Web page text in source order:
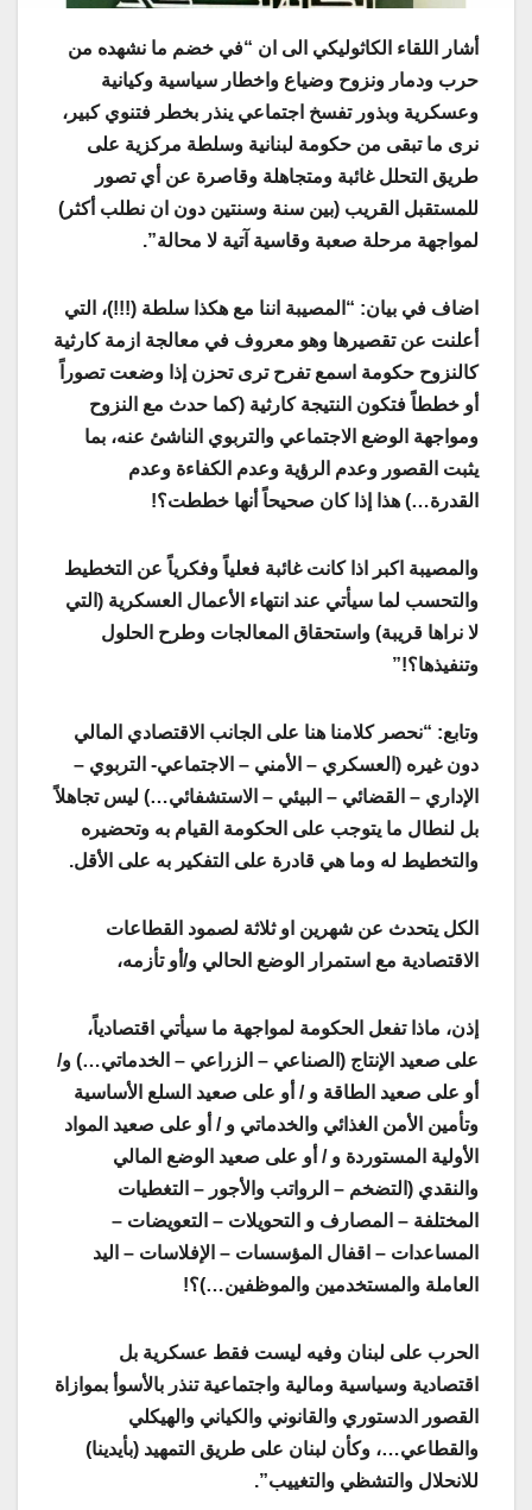
أشار اللقاء الكاثوليكي الى ان “في خضم ما نشهده من
حرب ودمار ونزوح وضياع واخطار سياسية وكيانية
وعسكرية وبذور تفسخ اجتماعي ينذر بخطر فتنوي كبير،
نرى ما تبقى من حكومة لبنانية وسلطة مركزية على
طريق التحلل غائبة ومتجاهلة وقاصرة عن أي تصور
للمستقبل القريب (بين سنة وسنتين دون ان نطلب أكثر)
لمواجهة مرحلة صعبة وقاسية آتية لا محالة”.
اضاف في بيان: “المصيبة اننا مع هكذا سلطة (!!!)، التي
أعلنت عن تقصيرها وهو معروف في معالجة ازمة كارثية
كالنزوح حكومة اسمع تفرح ترى تحزن إذا وضعت تصوراً
أو خططاً فتكون النتيجة كارثية (كما حدث مع النزوح
ومواجهة الوضع الاجتماعي والتربوي الناشئ عنه، بما
يثبت القصور وعدم الرؤية وعدم الكفاءة وعدم
القدرة…) هذا إذا كان صحيحاً أنها خططت؟!
والمصيبة اكبر اذا كانت غائبة فعلياً وفكرياً عن التخطيط
والتحسب لما سيأتي عند انتهاء الأعمال العسكرية (التي
لا نراها قريبة) واستحقاق المعالجات وطرح الحلول
وتنفيذها؟!”
وتابع: “نحصر كلامنا هنا على الجانب الاقتصادي المالي
دون غيره (العسكري – الأمني – الاجتماعي- التربوي –
الإداري – القضائي – البيئي – الاستشفائي…) ليس تجاهلاً
بل لنطال ما يتوجب على الحكومة القيام به وتحضيره
والتخطيط له وما هي قادرة على التفكير به على الأقل.
الكل يتحدث عن شهرين او ثلاثة لصمود القطاعات
الاقتصادية مع استمرار الوضع الحالي و/أو تأزمه،
إذن، ماذا تفعل الحكومة لمواجهة ما سيأتي اقتصادياً،
على صعيد الإنتاج (الصناعي – الزراعي – الخدماتي…) و/
أو على صعيد الطاقة و / أو على صعيد السلع الأساسية
وتأمين الأمن الغذائي والخدماتي و / أو على صعيد المواد
الأولية المستوردة و / أو على صعيد الوضع المالي
والنقدي (التضخم – الرواتب والأجور – التغطيات
المختلفة – المصارف و التحويلات – التعويضات –
المساعدات – اقفال المؤسسات – الإفلاسات – اليد
العاملة والمستخدمين والموظفين…)؟!
الحرب على لبنان وفيه ليست فقط عسكرية بل
اقتصادية وسياسية ومالية واجتماعية تنذر بالأسوأ بموازاة
القصور الدستوري والقانوني والكياني والهيكلي
والقطاعي…، وكأن لبنان على طريق التمهيد (بأيدينا)
للانحلال والتشظي والتغييب”.